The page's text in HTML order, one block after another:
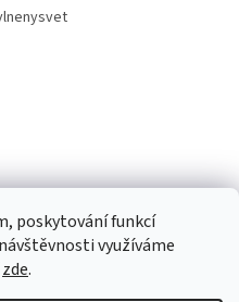
poskytování funkcí
využíváme
zde.